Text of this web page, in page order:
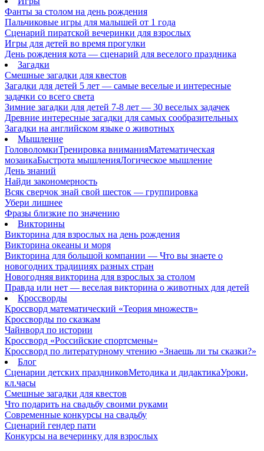
Фанты за столом на день рождения
Пальчиковые игры для малышей от 1 года
Сценарий пиратской вечеринки для взрослых
Игры для детей во время прогулки
День рождения кота — сценарий для веселого праздника
Загадки
Смешные загадки для квестов
Загадки для детей 5 лет — самые веселые и интересные
задачки со всего света
Зимние загадки для детей 7-8 лет — 30 веселых задачек
Древние интересные загадки для самых сообразительных
Загадки на английском языке о животных
Мышление
ГоловоломкиТренировка вниманияМатематическая
мозаикаБыстрота мышленияЛогическое мышление
День знаний
Найди закономерность
Всяк сверчок знай свой шесток — группировка
Убери лишнее
Фразы близкие по значению
Викторины
Викторина для взрослых на день рождения
Викторина океаны и моря
Викторина для большой компании — Что вы знаете о
новогодних традициях разных стран
Новогодняя викторина для взрослых за столом
Правда или нет — веселая викторина о животных для детей
Кроссворды
Кроссворд математический «Теория множеств»
Кроссворды по сказкам
Чайнворд по истории
Кроссворд «Российские спортсмены»
Кроссворд по литературному чтению «Знаешь ли ты сказки?»
Блог
Сценарии детских праздниковМетодика и дидактикаУроки,
кл.часы
Смешные загадки для квестов
Что подарить на свадьбу своими руками
Современные конкурсы на свадьбу
Сценарий гендер пати
Конкурсы на вечеринку для взрослых